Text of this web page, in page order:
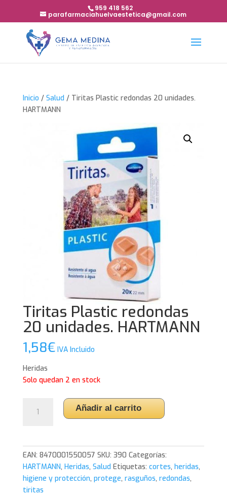
959 418 562
parafarmaciahuelvaestetica@gmail.com
Inicio / Salud / Tiritas Plastic redondas 20 unidades.
HARTMANN
Tiritas Plastic redondas
20 unidades. HARTMANN
1,58€ IVA Incluido
Heridas
Solo quedan 2 en stock
Plastic
unidades.
HARTMANN
cantidad
Añadir al carrito
EAN: 8470001550057 SKU: 390 Categorías:
HARTMANN, Heridas, Salud Etiquetas: cortes, heridas,
higiene y protección, protege, rasguños, redondas,
tiritas